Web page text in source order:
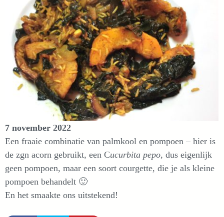
7 november 2022
Een fraaie combinatie van palmkool en pompoen – hier is
de zgn acorn gebruikt, een Cucurbita pepo, dus eigenlijk
geen pompoen, maar een soort courgette, die je als kleine
pompoen behandelt 🙂
En het smaakte ons uitstekend!